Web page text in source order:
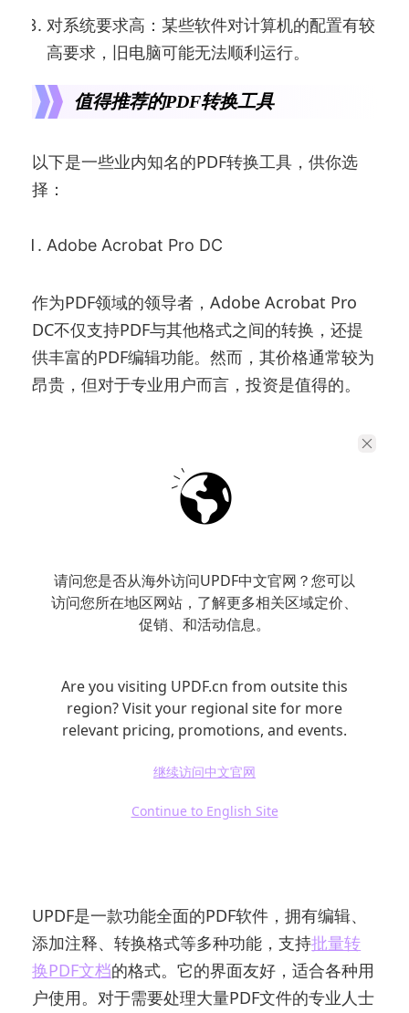
请问您是否从海外访问UPDF中文官网？您可以
访问您所在地区网站，了解更多相关区域定价、
促销、和活动信息。
Are you visiting UPDF.cn from outsite this
region? Visit your regional site for more
relevant pricing, promotions, and events.
继续访问中文官网
Continue to English Site
对系统要求高：某些软件对计算机的配置有较
高要求，旧电脑可能无法顺利运行。
值得推荐的PDF转换工具
以下是一些业内知名的PDF转换工具，供你选
择：
Adobe Acrobat Pro DC
作为PDF领域的领导者，Adobe Acrobat Pro
DC不仅支持PDF与其他格式之间的转换，还提
供丰富的PDF编辑功能。然而，其价格通常较为
昂贵，但对于专业用户而言，投资是值得的。
Smallpdf是一个非常用户友好的在线PDF转换
工具，支持多种文件格式之间的转换。它的界
户。免费版本的功能相对较少，但付费版提供
更多优势如无广告、无限制文件大小等。
Nitro PDF是一款性能强大的桌面PDF工具，支
Office，易于上手。此外，Nitro还支持批量处
理和团队协作，是企业用户的不错选择。
UPDF是一款功能全面的PDF软件，拥有编辑、
添加注释、转换格式等多种功能，支持批量转
换PDF文档的格式。它的界面友好，适合各种用
户使用。对于需要处理大量PDF文件的专业人士